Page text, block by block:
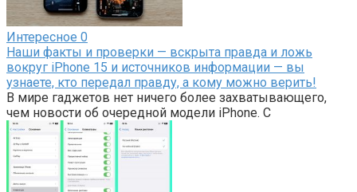
Интересное 0
Наши факты и проверки — вскрыта правда и ложь
вокруг iPhone 15 и источников информации — вы
узнаете, кто передал правду, а кому можно верить!
В мире гаджетов нет ничего более захватывающего,
чем новости об очередной модели iPhone. С